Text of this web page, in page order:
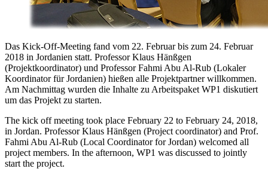
Das Kick-Off-Meeting fand vom 22. Februar bis zum 24. Februar
2018 in Jordanien statt. Professor Klaus Hänßgen
(Projektkoordinator) und Professor Fahmi Abu Al-Rub (Lokaler
Koordinator für Jordanien) hießen alle Projektpartner willkommen.
Am Nachmittag wurden die Inhalte zu Arbeitspaket WP1 diskutiert
um das Projekt zu starten.
The kick off meeting took place February 22 to February 24, 2018,
in Jordan. Professor Klaus Hänßgen (Project coordinator) and Prof.
Fahmi Abu Al-Rub (Local Coordinator for Jordan) welcomed all
project members. In the afternoon, WP1 was discussed to jointly
start the project.